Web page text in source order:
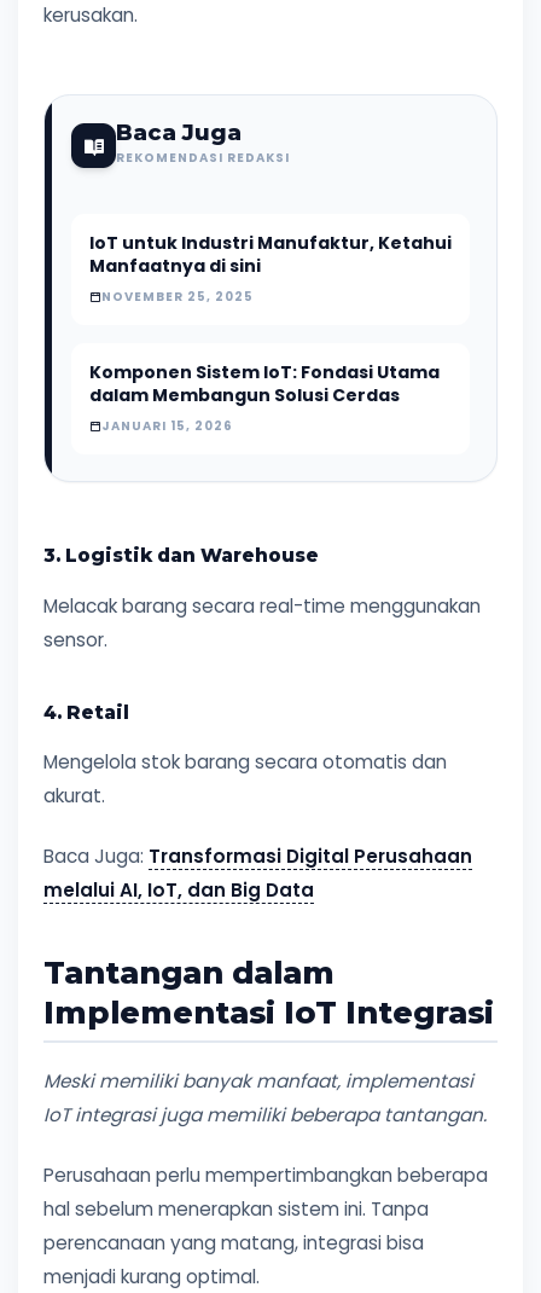
kerusakan.
Baca Juga
REKOMENDASI REDAKSI
IoT untuk Industri Manufaktur, Ketahui
Manfaatnya di sini
NOVEMBER 25, 2025
Komponen Sistem IoT: Fondasi Utama
dalam Membangun Solusi Cerdas
JANUARI 15, 2026
3. Logistik dan Warehouse
Melacak barang secara real-time menggunakan
sensor.
4. Retail
Mengelola stok barang secara otomatis dan
akurat.
Baca Juga: Transformasi Digital Perusahaan
melalui AI, IoT, dan Big Data
Tantangan dalam
Implementasi IoT Integrasi
Meski memiliki banyak manfaat, implementasi
IoT integrasi juga memiliki beberapa tantangan.
Perusahaan perlu mempertimbangkan beberapa
hal sebelum menerapkan sistem ini. Tanpa
perencanaan yang matang, integrasi bisa
menjadi kurang optimal.